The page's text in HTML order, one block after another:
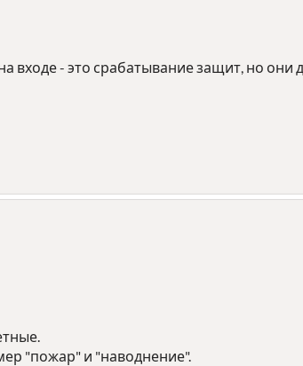
входе - это срабатывание защит, но они
"пожар" и "наводнение".